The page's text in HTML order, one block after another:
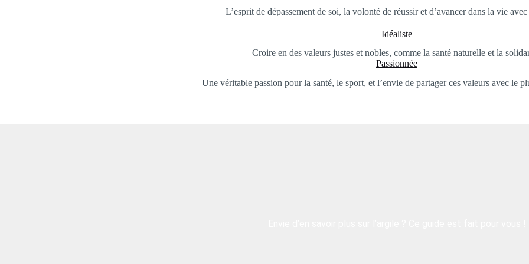
L’esprit de dépassement de soi, la volonté de réussir et d’avancer dans la vie avec
Idéaliste
Croire en des valeurs justes et nobles, comme la santé naturelle et la
Passionnée
Une véritable passion pour la santé, le sport, et l’envie de partager ces valeurs avec le